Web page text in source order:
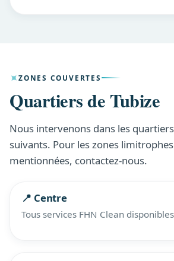
ZONES COUVERTES
Quartiers de Tubize
Nous intervenons dans les
suivants. Pour les zones
mentionnées, contactez-nous.
📍 Centre
Tous services FHN Clean